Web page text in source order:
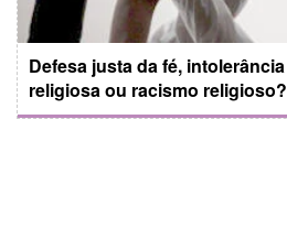
Defesa justa da fé, intolerância
religiosa ou racismo religioso?